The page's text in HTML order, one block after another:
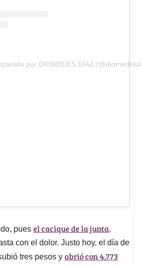
por DIOMEDES DÍAZ
pues el cacique de la junta,
con el dolor. Justo hoy, el día de
tres pesos y abrió con 4.773